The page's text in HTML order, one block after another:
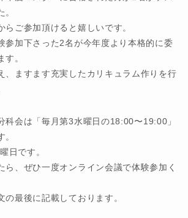
らご参加頂けると嬉しいです。
参加下さった2名が今年度より本格的に委
す。
、ますます充実したカリキュラム作りを行
科会は「毎月第3水曜日の18:00〜19:00」
日です。
ら、ぜひ一度オンライン会議で体験参加く
の最後に記載しております。